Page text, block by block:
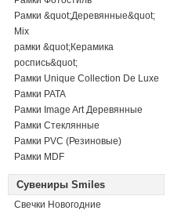
Рамки &quot;Деревянные&quot;
Mix
рамки &quot;Керамика
роспись&quot;
Рамки Unique Collection De Luxe
Рамки PATA
Рамки Image Art Деревянные
Рамки Стеклянные
Рамки PVC (Резиновые)
Рамки MDF
Сувениры Smiles
Свечки Новогодние